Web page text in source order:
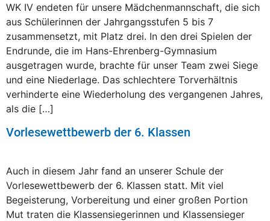
WK IV endeten für unsere Mädchenmannschaft, die sich
aus Schülerinnen der Jahrgangsstufen 5 bis 7
zusammensetzt, mit Platz drei. In den drei Spielen der
Endrunde, die im Hans-Ehrenberg-Gymnasium
ausgetragen wurde, brachte für unser Team zwei Siege
und eine Niederlage. Das schlechtere Torverhältnis
verhinderte eine Wiederholung des vergangenen Jahres,
als die […]
Vorlesewettbewerb der 6. Klassen
Auch in diesem Jahr fand an unserer Schule der
Vorlesewettbewerb der 6. Klassen statt. Mit viel
Begeisterung, Vorbereitung und einer großen Portion
Mut traten die Klassensiegerinnen und Klassensieger